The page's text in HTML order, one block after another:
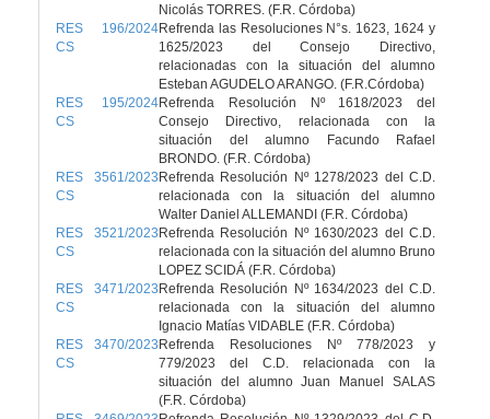
Nicolás TORRES. (F.R. Córdoba)
RES 196/2024
CS
Refrenda las Resoluciones N°s. 1623, 1624 y
1625/2023 del Consejo Directivo,
relacionadas con la situación del alumno
Esteban AGUDELO ARANGO. (F.R.Córdoba)
RES 195/2024
CS
Refrenda Resolución Nº 1618/2023 del
Consejo Directivo, relacionada con la
situación del alumno Facundo Rafael
BRONDO. (F.R. Córdoba)
RES 3561/2023
CS
Refrenda Resolución Nº 1278/2023 del C.D.
relacionada con la situación del alumno
Walter Daniel ALLEMANDI (F.R. Córdoba)
RES 3521/2023
CS
Refrenda Resolución Nº 1630/2023 del C.D.
relacionada con la situación del alumno Bruno
LOPEZ SCIDÁ (F.R. Córdoba)
RES 3471/2023
CS
Refrenda Resolución Nº 1634/2023 del C.D.
relacionada con la situación del alumno
Ignacio Matías VIDABLE (F.R. Córdoba)
RES 3470/2023
CS
Refrenda Resoluciones Nº 778/2023 y
779/2023 del C.D. relacionada con la
situación del alumno Juan Manuel SALAS
(F.R. Córdoba)